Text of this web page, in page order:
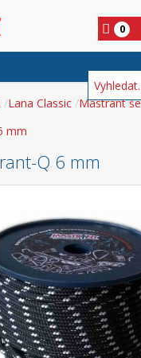
0
Hledat
Lana Classic Mastrant
mm
Q 6 mm